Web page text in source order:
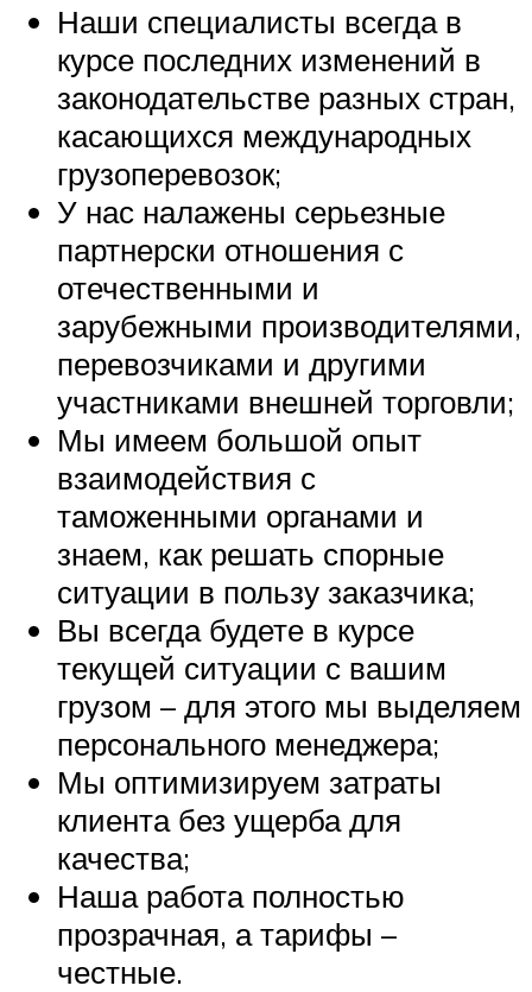
Наши специалисты всегда в
курсе последних изменений в
законодательстве разных стран,
касающихся международных
грузоперевозок;
У нас налажены серьезные
партнерски отношения с
отечественными и
зарубежными производителями,
перевозчиками и другими
участниками внешней торговли;
Мы имеем большой опыт
взаимодействия с
таможенными органами и
знаем, как решать спорные
ситуации в пользу заказчика;
Вы всегда будете в курсе
текущей ситуации с вашим
грузом – для этого мы выделяем
персонального менеджера;
Мы оптимизируем затраты
клиента без ущерба для
качества;
Наша работа полностью
прозрачная, а тарифы –
честные.